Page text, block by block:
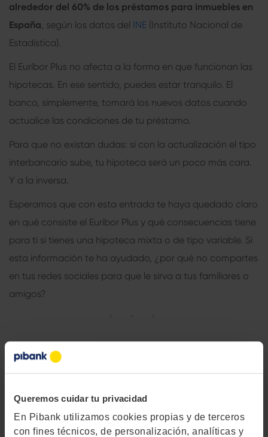
Queremos cuidar tu privacidad
En Pibank utilizamos cookies propias y de terceros
con fines técnicos, de personalización, analíticas y
alrededor del 60% de los préstamos para inmuebles en
España , según los datos del INE (Instituto Nacional de
Estadística).
El Euríbor Plus no afecta a la forma en que funcionan las
hipotecas. En ese sentido, puedes estar tranquilo. El
banco, simplemente, tomará los nuevos datos cuando
actualice las condiciones de tu préstamo.
Para que no existan dudas: si con la actualización el tipo
interbancario sube, tu hipoteca será un poco más cara.
Y a la inversa.
Esperamos que con esta entrada te haya quedado claro
en qué consiste el Euríbor Plus y qué consecuencias tiene
para ti si tienes una hipoteca mixta o de tipo variable. Si
esta información te ha ayudado, ¿por qué no compartes
en tus redes sociales para que le sirva a tus familiares o
amigos?